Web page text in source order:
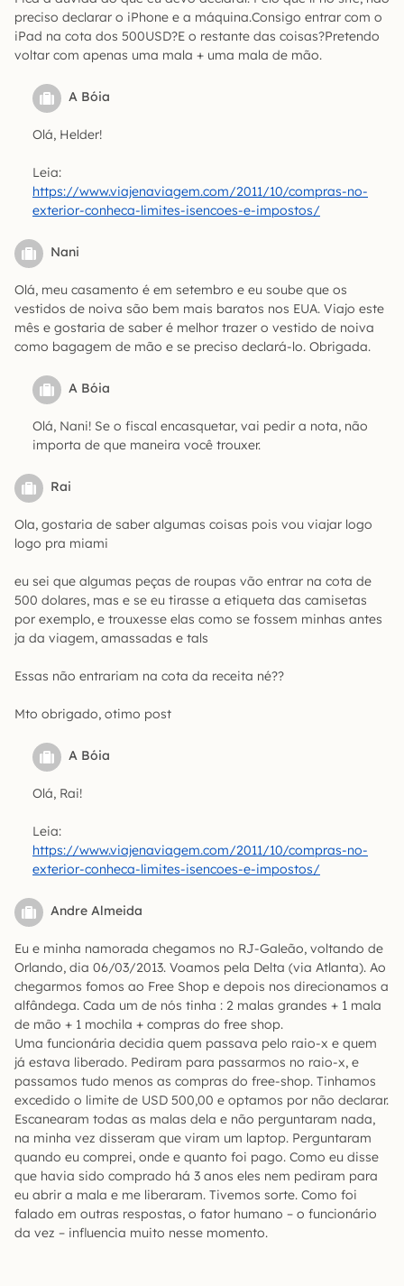
preciso declarar o iPhone e a máquina.Consigo entrar com o
iPad na cota dos 500USD?E o restante das coisas?Pretendo
voltar com apenas uma mala + uma mala de mão.
A Bóia
Olá, Helder!
Leia:
https://www.viajenaviagem.com/2011/10/compras-no-
exterior-conheca-limites-isencoes-e-impostos/
Nani
Olá, meu casamento é em setembro e eu soube que os
vestidos de noiva são bem mais baratos nos EUA. Viajo este
mês e gostaria de saber é melhor trazer o vestido de noiva
como bagagem de mão e se preciso declará-lo. Obrigada.
A Bóia
Olá, Nani! Se o fiscal encasquetar, vai pedir a nota, não
importa de que maneira você trouxer.
Rai
Ola, gostaria de saber algumas coisas pois vou viajar logo
logo pra miami
eu sei que algumas peças de roupas vão entrar na cota de
500 dolares, mas e se eu tirasse a etiqueta das camisetas
por exemplo, e trouxesse elas como se fossem minhas antes
ja da viagem, amassadas e tals
Essas não entrariam na cota da receita né??
Mto obrigado, otimo post
A Bóia
Olá, Rai!
Leia:
https://www.viajenaviagem.com/2011/10/compras-no-
exterior-conheca-limites-isencoes-e-impostos/
Andre Almeida
Eu e minha namorada chegamos no RJ-Galeão, voltando de
Orlando, dia 06/03/2013. Voamos pela Delta (via Atlanta). Ao
chegarmos fomos ao Free Shop e depois nos direcionamos a
alfândega. Cada um de nós tinha : 2 malas grandes + 1 mala
de mão + 1 mochila + compras do free shop.
Uma funcionária decidia quem passava pelo raio-x e quem
já estava liberado. Pediram para passarmos no raio-x, e
passamos tudo menos as compras do free-shop. Tinhamos
excedido o limite de USD 500,00 e optamos por não declarar.
Escanearam todas as malas dela e não perguntaram nada,
na minha vez disseram que viram um laptop. Perguntaram
quando eu comprei, onde e quanto foi pago. Como eu disse
que havia sido comprado há 3 anos eles nem pediram para
eu abrir a mala e me liberaram. Tivemos sorte. Como foi
falado em outras respostas, o fator humano – o funcionário
da vez – influencia muito nesse momento.